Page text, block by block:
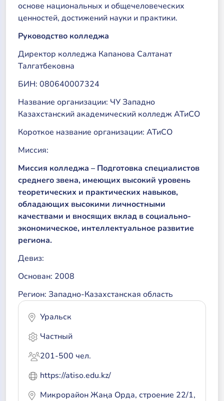
основе национальных и общечеловеческих
ценностей, достижений науки и практики.
Руководство колледжа
Директор колледжа Капанова Салтанат
Талгатбековна
БИН: 080640007324
Название организации: ЧУ Западно
Казахстанский академический колледж АТиСО
Короткое название организации: АТиСО
Миссия:
Миссия колледжа – Подготовка специалистов
среднего звена, имеющих высокий уровень
теоретических и практических навыков,
обладающих высокими личностными
качествами и вносящих вклад в социально-
экономическое, интеллектуальное развитие
региона.
Девиз:
Основан: 2008
Регион: Западно-Казахстанская область
Уральск
Частный
201-500 чел.
https://atiso.edu.kz/
Микрорайон Жаңа Орда, строение 22/1,